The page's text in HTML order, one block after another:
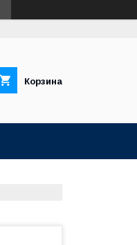
Корзина